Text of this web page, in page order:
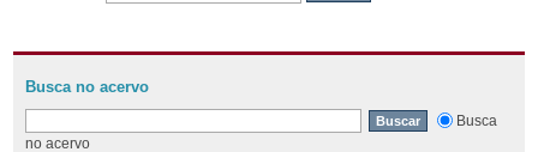
Busca no acervo
Busca
no acervo